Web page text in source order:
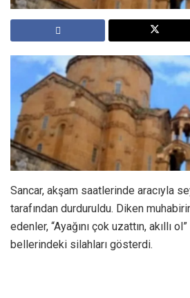
Sancar, akşam saatlerinde aracıyla
tarafından durduruldu. Diken
edenler, “Ayağını çok uzattın, akıllı
bellerindeki silahları gösterdi.